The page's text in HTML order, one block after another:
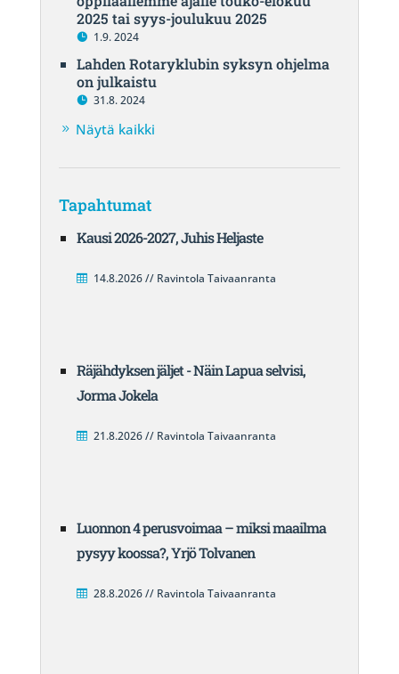
2025 tai syys-joulukuu 2025
1.9. 2024
Lahden Rotaryklubin syksyn ohjelma
on julkaistu
31.8. 2024
Näytä kaikki
Tapahtumat
Kausi 2026-2027, Juhis Heljaste
14.8.2026 // Ravintola Taivaanranta
Räjähdyksen jäljet - Näin Lapua selvisi,
Jorma Jokela
21.8.2026 // Ravintola Taivaanranta
Luonnon 4 perusvoimaa – miksi maailma
pysyy koossa?, Yrjö Tolvanen
28.8.2026 // Ravintola Taivaanranta